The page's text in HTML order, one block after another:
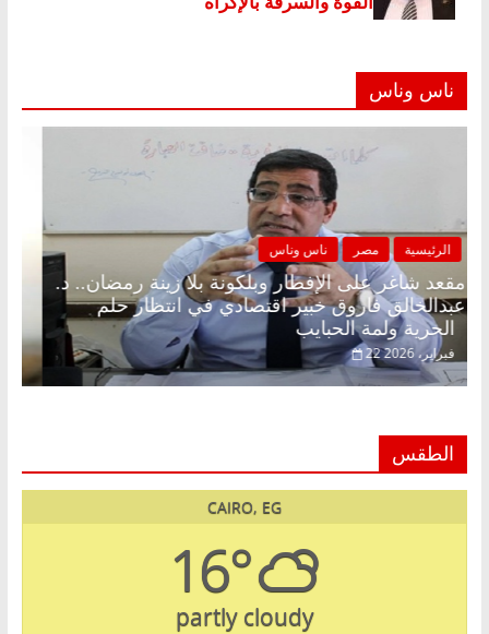
ناس وناس
الرئيسية مصر ناس وناس
مقعد شاغر على الإفطار وبلكونة بلا زينة رمضان.. د.
عبدالخالق فاروق خبير اقتصادي في انتظار حلم
الحرية ولمة الحبايب
22 فبراير، 2026
الطقس
CAIRO, EG
16°
partly cloudy